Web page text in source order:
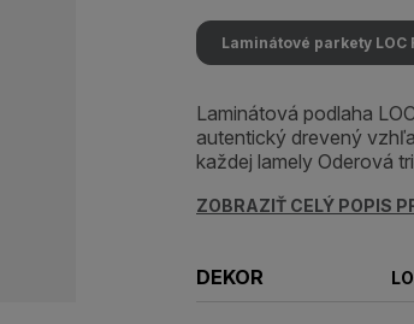
Laminátové parkety LOC
Laminátová podlaha
autentický drevený
každej lamely Oderová
ZOBRAZIŤ CELÝ POPIS
DEKOR